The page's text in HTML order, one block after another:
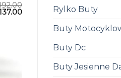
Rylko Buty
Buty
Buty Dc
Buty Jesienne